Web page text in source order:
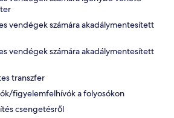
vendégek számára akadálymentesített
vendégek számára akadálymentesített
transzfer
figyelemfelhívók a folyosókon
csengetésről